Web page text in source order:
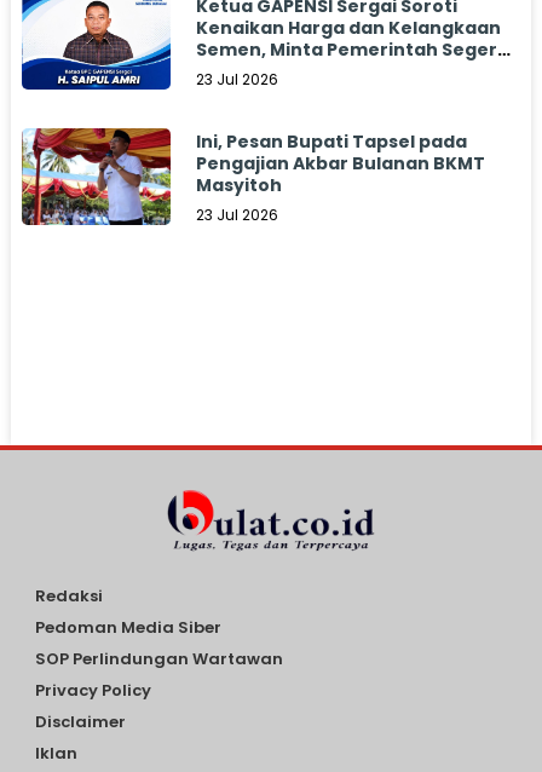
Ketua GAPENSI Sergai Soroti
Kenaikan Harga dan Kelangkaan
Semen, Minta Pemerintah Segera
Bertindak
23 Jul 2026
Ini, Pesan Bupati Tapsel pada
Pengajian Akbar Bulanan BKMT
Masyitoh
23 Jul 2026
Redaksi
Pedoman Media Siber
SOP Perlindungan Wartawan
Privacy Policy
Disclaimer
Iklan